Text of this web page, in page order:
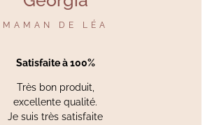
MAMAN DE LÉA
Satisfaite à 100%
Très bon produit,
excellente qualité.
Je suis très satisfaite